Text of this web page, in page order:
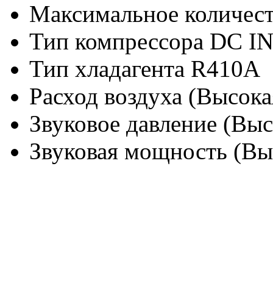
Максимальное
Тип компрессора DC
Тип хладагента R410A
Расход воздуха
Звуковое давление
Звуковая мощность